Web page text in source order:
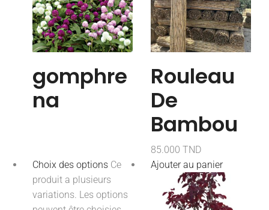
gomphre
na
Rouleau
De
Bambou
85.000 TND
Choix des options Ce
produit a plusieurs
variations. Les options
Ajouter au panier